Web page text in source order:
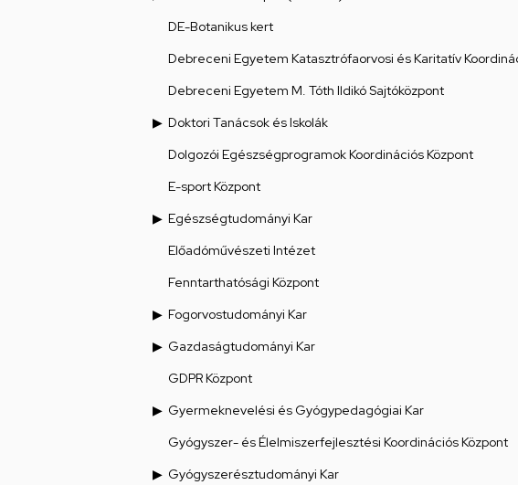
DE-Botanikus kert
Debreceni Egyetem Katasztrófaorvosi és Karitatív
Debreceni Egyetem M. Tóth Ildikó Sajtóközpont
Doktori Tanácsok és Iskolák
Dolgozói Egészségprogramok Koordinációs Központ
E-sport Központ
Egészségtudományi Kar
Előadóművészeti Intézet
Fenntarthatósági Központ
Fogorvostudományi Kar
Gazdaságtudományi Kar
GDPR Központ
Gyermeknevelési és Gyógypedagógiai Kar
Gyógyszer- és Élelmiszerfejlesztési Koordinációs Központ
Gyógyszerésztudományi Kar